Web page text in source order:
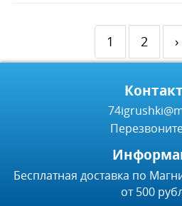
1 2 ›
Бесплатная доставка по
от 500